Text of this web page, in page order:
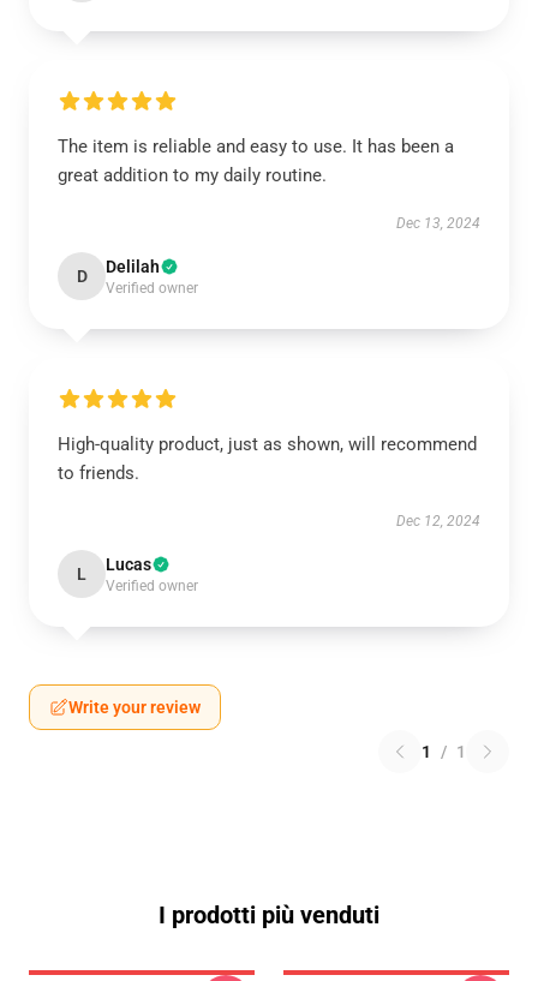
The item is reliable and easy to use. It has been a
great addition to my daily routine.
Dec 13, 2024
D Delilah
Verified owner
High-quality product, just as shown, will recommend
to friends.
Dec 12, 2024
L Lucas
Verified owner
Write your review
1 / 1
I prodotti più venduti